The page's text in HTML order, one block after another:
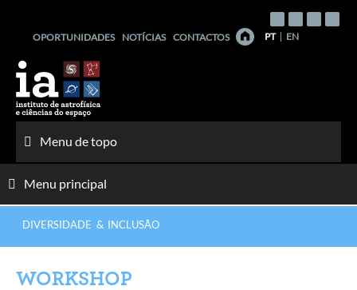
conteúdo
OPORTUNIDADES NOTÍCIAS CONTACTOS PT EN
Menu de topo
Menu principal
DIVERSIDADE & INCLUSÃO
WORKSHOP